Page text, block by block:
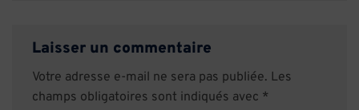
Laisser un commentaire
Votre adresse e-mail ne sera pas publiée. Les
champs obligatoires sont indiqués avec *